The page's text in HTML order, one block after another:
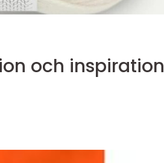
och inspiration